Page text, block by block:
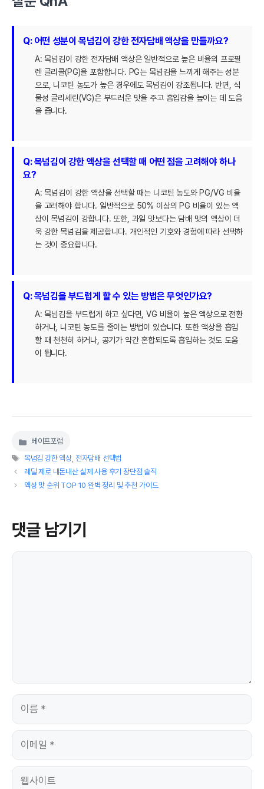
Q: 어떤 성분이 목넘김이 강한 전자담배 액상을 만들까요?
A: 목넘김이 강한 전자담배 액상은 일반적으로 높은 비율의 프로필
렌 글리콜(PG)을 포함합니다. PG는 목넘김을 느끼게 해주는 성분
으로, 니코틴 농도가 높은 경우에도 목넘김이 강조됩니다. 반면, 식
물성 글리세린(VG)은 부드러운 맛을 주고 흡입감을 높이는 데 도움
을 줍니다.
Q: 목넘김이 강한 액상을 선택할 때 어떤 점을 고려해야 하나
요?
A: 목넘김이 강한 액상을 선택할 때는 니코틴 농도와 PG/VG 비율
을 고려해야 합니다. 일반적으로 50% 이상의 PG 비율이 있는 액
상이 목넘김이 강합니다. 또한, 과일 맛보다는 담배 맛의 액상이 더
욱 강한 목넘김을 제공합니다. 개인적인 기호와 경험에 따라 선택하
는 것이 중요합니다.
Q: 목넘김을 부드럽게 할 수 있는 방법은 무엇인가요?
A: 목넘김을 부드럽게 하고 싶다면, VG 비율이 높은 액상으로 전환
하거나, 니코틴 농도를 줄이는 방법이 있습니다. 또한 액상을 흡입
할 때 천천히 하거나, 공기가 약간 혼합되도록 흡입하는 것도 도움
이 됩니다.
카
테
베이프포럼
태
그
목넘김 강한 액상 전자담배 선택법
레딜 제로 내돈내산 실제 사용 후기 장단점 솔직
액상 맛 순위 TOP 10 완벽 정리 및 추천 가이드
댓글 남기기
댓
이
이
일
웹